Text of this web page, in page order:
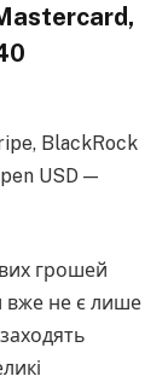
BlackRock
USD —
грошей
вже не є лише